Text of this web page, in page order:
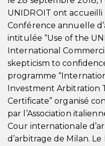
UNIDROIT ont
Conférence annuelle
intitulée “Use of the
International
skepticism to
programme
Investment Arbitration
Certificate” organisé
par l’Association
Cour internationale
d’arbitrage de Milan.